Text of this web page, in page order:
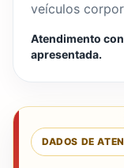
veículos
Atendimento
apresentada.
DADOS DE